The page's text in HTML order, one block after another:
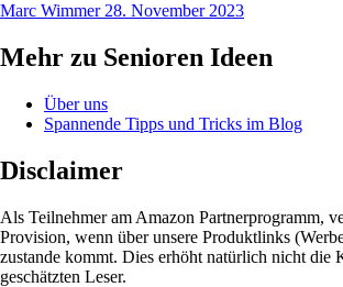
Marc Wimmer 28. November 2023
Mehr zu Senioren Ideen
Über uns
Spannende Tipps und Tricks im Blog
Disclaimer
Als Teilnehmer am Amazon Partnerprogramm,
Provision, wenn über unsere Produktlinks
zustande kommt. Dies erhöht natürlich nicht die
geschätzten Leser.